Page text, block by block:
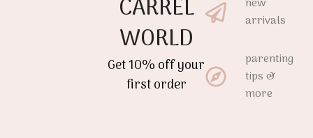
CARREL
WORLD
Get 10% off your
first order
arrivals
parenting
tips &
more